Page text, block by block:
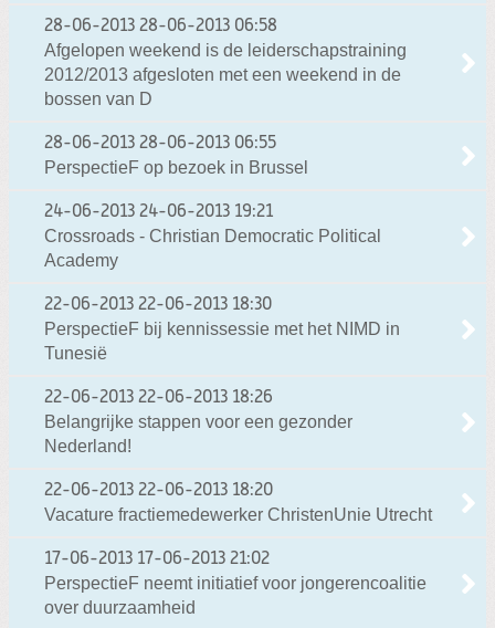
28-06-2013 28-06-2013 06:58
Afgelopen weekend is de leiderschapstraining
2012/2013 afgesloten met een weekend in de
bossen van D
28-06-2013 28-06-2013 06:55
PerspectieF op bezoek in Brussel
24-06-2013 24-06-2013 19:21
Crossroads - Christian Democratic Political
Academy
22-06-2013 22-06-2013 18:30
PerspectieF bij kennissessie met het NIMD in
Tunesië
22-06-2013 22-06-2013 18:26
Belangrijke stappen voor een gezonder
Nederland!
22-06-2013 22-06-2013 18:20
Vacature fractiemedewerker ChristenUnie Utrecht
17-06-2013 17-06-2013 21:02
PerspectieF neemt initiatief voor jongerencoalitie
over duurzaamheid